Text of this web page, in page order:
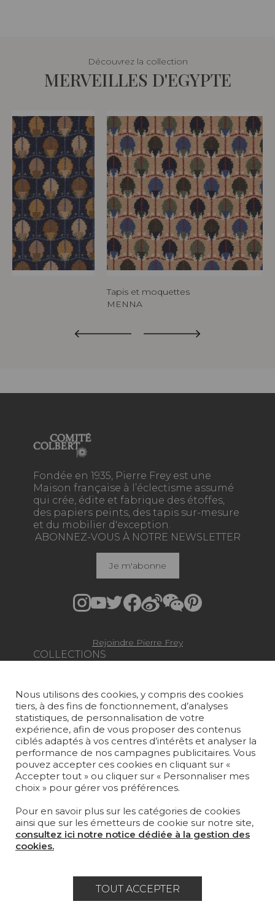
Découvrez la collection
MERVEILLES D'EGYPTE
Tapis et moquettes
MENNA
Fondée en 1935, Pierre Frey est une
Maison française à l’éclectisme assumé
qui crée, édite et fabrique des étoffes,
des papiers peints, des tapis sur-mesure
et du mobilier d'exception.
COLLECTIONS
PAPIERS PEINTS
TAPIS ET MOQUETTES
MOBILIER
PROJETS
SUR-MESURE
MAGAZINE
LA MAISON
ABONNEZ-VOUS À NOTRE NEWSLETTER
Je m'abonne
Rejoindre Pierre Frey
Nous utilisons des cookies, y compris des cookies
tiers, à des fins de fonctionnement, d’analyses
statistiques, de personnalisation de votre
expérience, afin de vous proposer des contenus
ciblés adaptés à vos centres d’intérêts et analyser la
performance de nos campagnes publicitaires. Vous
pouvez accepter ces cookies en cliquant sur «
Accepter tout » ou cliquer sur « Personnaliser mes
choix » pour gérer vos préférences.
Pour en savoir plus sur les catégories de cookies
ainsi que sur les émetteurs de cookie sur notre site,
consultez ici notre notice dédiée à la gestion des
cookies.
TOUT ACCEPTER